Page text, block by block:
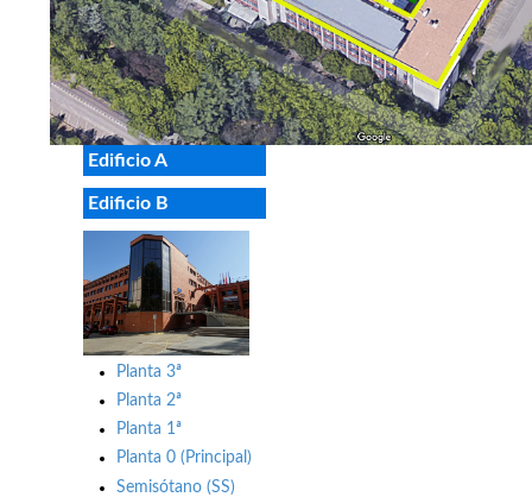
Edificio A
Edificio B
Planta 3ª
Planta 2ª
Planta 1ª
Planta 0 (Principal)
Semisótano (SS)